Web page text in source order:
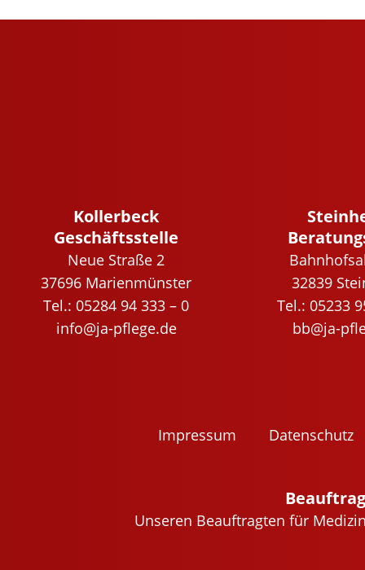
Kollerbeck
Geschäftsstelle
Neue Straße 2
37696 Marienmünster
Tel.: 05284 94 333 – 0
info@ja-pflege.de
32839
Tel.: 05233
bb@ja-
Impres­sum Daten­schutz
Unseren Beauftragten für